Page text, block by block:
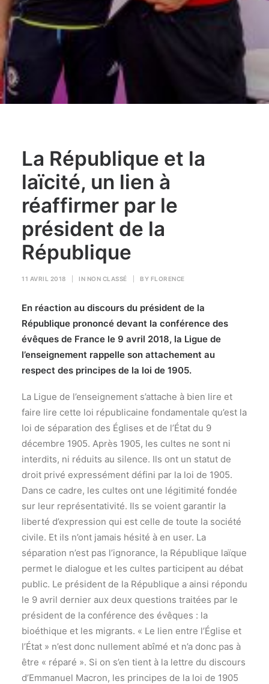
La République et la
laïcité, un lien à
réaffirmer par le
président de la
République
11 AVRIL 2018 IN NON CLASSÉ BY FLORENCE
En réaction au discours du président de la
République prononcé devant la conférence des
évêques de France le 9 avril 2018, la Ligue de
l’enseignement rappelle son attachement au
respect des principes de la loi de 1905.
La Ligue de l’enseignement s’attache à bien lire et
faire lire cette loi républicaine fondamentale qu’est la
loi de séparation des Églises et de l’État du 9
décembre 1905. Après 1905, les cultes ne sont ni
interdits, ni réduits au silence. Ils ont un statut de
droit privé expressément défini par la loi de 1905.
Dans ce cadre, les cultes ont une légitimité fondée
sur leur représentativité. Ils se voient garantir la
liberté d’expression qui est celle de toute la société
civile. Et ils n’ont jamais hésité à en user. La
séparation n’est pas l’ignorance, la République laïque
permet le dialogue et les cultes participent au débat
public. Le président de la République a ainsi répondu
le 9 avril dernier aux deux questions traitées par le
président de la conférence des évêques : la
bioéthique et les migrants. « Le lien entre l’Église et
l’État » n’est donc nullement abîmé et n’a donc pas à
être « réparé ». Si on s’en tient à la lettre du discours
d’Emmanuel Macron, les principes de la loi de 1905